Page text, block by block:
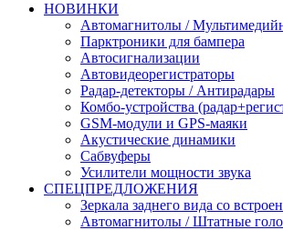
НОВИНКИ
Автомагнитолы /
Парктроники для бампера
Автосигнализации
Автовидеорегистраторы
Радар-детекторы / Антирадары
Комбо-устройства
GSM-модули и GPS-маяки
Акустические динамики
Сабвуферы
Усилители мощности звука
СПЕЦПРЕДЛОЖЕНИЯ
Зеркала заднего вида со
Автомагнитолы / Штатные